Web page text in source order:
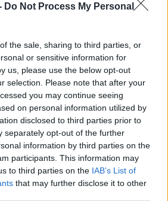
Do Not Process My Personal
the sale, sharing to third parties, or
or sensitive information for
us, please use the below opt-out
selection. Please note that after your
you may continue seeing
on personal information utilized by
disclosed to third parties prior to
separately opt-out of the further
information by third parties on the
participants. This information may
to third parties on the IAB’s List of
that may further disclose it to other
FEMEIA PERFECTĂ.